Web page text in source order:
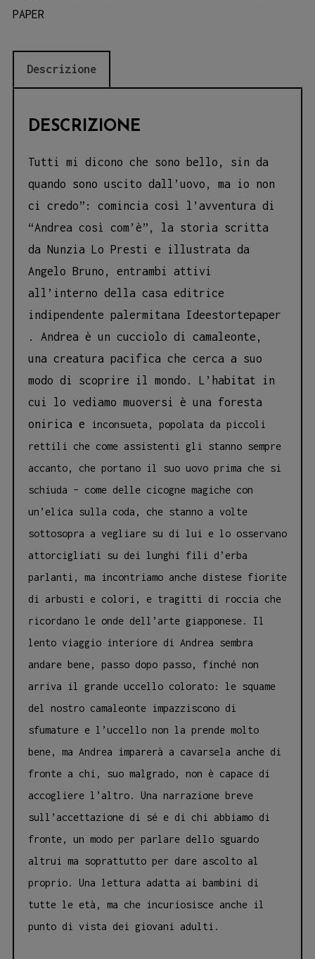
PAPER
Descrizione
DESCRIZIONE
Tutti mi dicono che sono bello, sin da
quando sono uscito dall’uovo, ma io non
ci credo”: comincia così l’avventura di​
“Andrea così com’è”​, la storia scritta
da Nunzia Lo Presti e illustrata da
Angelo Bruno, entrambi attivi
all’interno della casa editrice
indipendente palermitana ​Ideestortepaper​
. Andrea è un cucciolo di camaleonte,
una creatura pacifica che cerca a suo
modo di scoprire il mondo. L’habitat in
cui lo vediamo muoversi è una foresta
onirica e
inconsueta, popolata da piccoli
rettili che come assistenti gli stanno sempre
accanto, che portano il suo uovo prima che si
schiuda – come delle cicogne magiche con
un’elica sulla coda, che stanno a volte
sottosopra a vegliare su di lui e lo osservano
attorcigliati su dei lunghi fili d’erba
parlanti, ma incontriamo anche distese fiorite
di arbusti e colori, e tragitti di roccia che
ricordano le onde dell’arte giapponese. Il
lento viaggio interiore di Andrea sembra
andare bene, passo dopo passo, finché non
arriva il grande uccello colorato: le squame
del nostro camaleonte impazziscono di
sfumature e l’uccello non la prende molto
bene, ma Andrea imparerà a cavarsela anche di
fronte a chi, suo malgrado, non è capace di
accogliere l’altro. Una narrazione breve
sull’accettazione di sé e di chi abbiamo di
fronte, un modo per parlare dello sguardo
altrui ma soprattutto per dare ascolto al
proprio. Una lettura adatta ai bambini di
tutte le età, ma che incuriosisce anche il
punto di vista dei giovani adulti.